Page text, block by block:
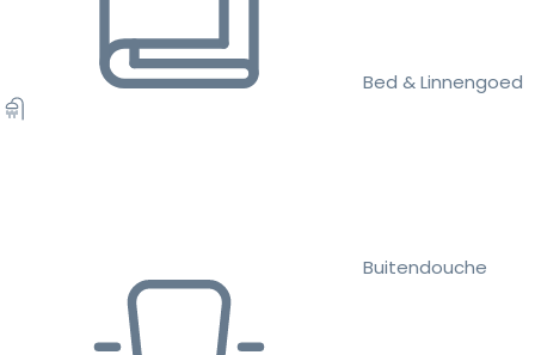
Bed & Linnengoed
Buitendouche